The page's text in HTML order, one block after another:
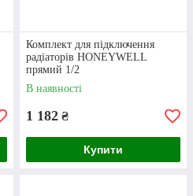
Комплект для підключення
радіаторів HONEYWELL
прямий 1/2
В наявності
1 182 ₴
Купити